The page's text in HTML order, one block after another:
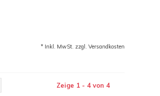
* Inkl. MwSt. zzgl. Versandkosten
Zeige 1 - 4 von 4